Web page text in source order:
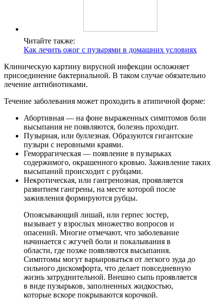
Читайте также:
Как лечить ожог с пузырями в домашних условиях
Клиническую картину вирусной инфекции осложняет
присоединение бактериальной. В таком случае обязательно
лечение антибиотиками.
Течение заболевания может проходить в атипичной форме:
Абортивная — на фоне выраженных симптомов боли
высыпания не появляются, болезнь проходит.
Пузырная, или буллезная. Образуются гигантские
пузыри с неровными краями.
Геморрагическая — появление в пузырьках
содержимого, окрашенного кровью. Заживление таких
высыпаний происходит с рубцами.
Некротическая, или гангренозная, проявляется
развитием гангрены, на месте которой после
заживления формируются рубцы.
Опоясывающий лишай, или герпес зостер,
вызывает у взрослых множество вопросов и
опасений. Многие отмечают, что заболевание
начинается с жгучей боли и покалывания в
области, где позже появляются высыпания.
Симптомы могут варьироваться от легкого зуда до
сильного дискомфорта, что делает повседневную
жизнь затруднительной. Внешно сыпь проявляется
в виде пузырьков, заполненных жидкостью,
которые вскоре покрываются корочкой.